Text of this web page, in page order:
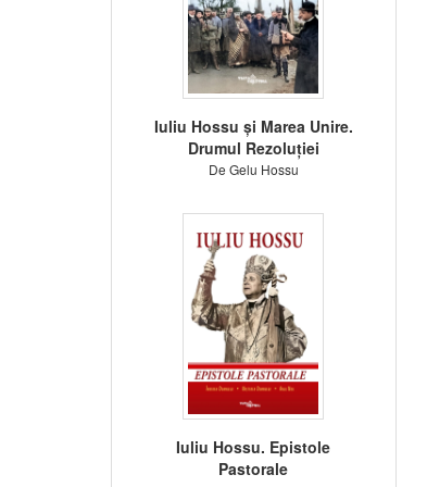
Iuliu Hossu și Marea Unire.
Drumul Rezoluției
De Gelu Hossu
Iuliu Hossu. Epistole
Pastorale